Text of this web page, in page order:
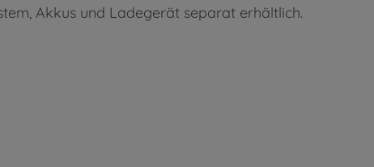
Akkus und Ladegerät separat erhältlich.